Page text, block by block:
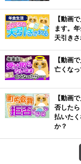
【動画
ます。
天引き
【動画
亡くな
【動画
否した
払いた
か？